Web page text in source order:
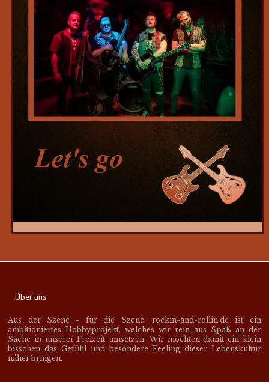
Über uns
Aus der Szene - für die Szene: rockin-and-rollin.de ist ein
ambitioniertes Hobbyprojekt, welches wir rein aus Spaß an der
Sache in unserer Freizeit umsetzen. Wir möchten damit ein klein
bisschen das Gefühl und besondere Feeling dieser Lebenskultur
näher bringen.